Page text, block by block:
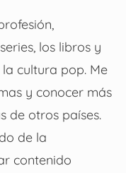
los libros y
cultura pop. Me
y conocer más
de otros países.
de la
contenido